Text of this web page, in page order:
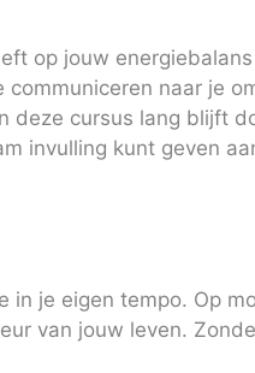
op jouw
naar je
cursus lang blijft
invulling kunt geven
je eigen tempo. Op
van jouw leven.